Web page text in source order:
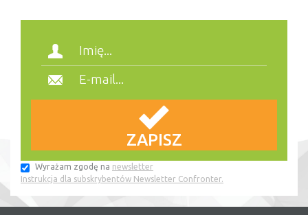
Wyrażam zgodę na newsletter
Instrukcja dla subskrybentów Newsletter Confronter.